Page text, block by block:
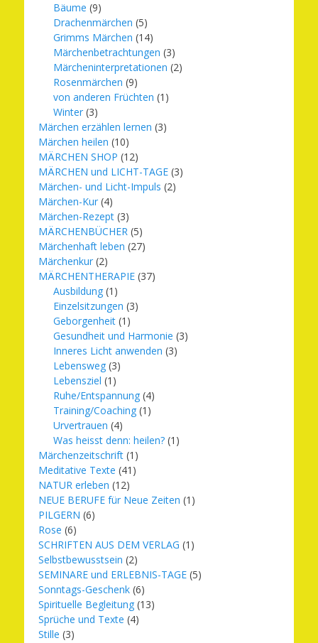
Bäume (9)
Drachenmärchen (5)
Grimms Märchen (14)
Märchenbetrachtungen (3)
Märcheninterpretationen (2)
Rosenmärchen (9)
von anderen Früchten (1)
Winter (3)
Märchen erzählen lernen (3)
Märchen heilen (10)
MÄRCHEN SHOP (12)
MÄRCHEN und LICHT-TAGE (3)
Märchen- und Licht-Impuls (2)
Märchen-Kur (4)
Märchen-Rezept (3)
MÄRCHENBÜCHER (5)
Märchenhaft leben (27)
Märchenkur (2)
MÄRCHENTHERAPIE (37)
Ausbildung (1)
Einzelsitzungen (3)
Geborgenheit (1)
Gesundheit und Harmonie (3)
Inneres Licht anwenden (3)
Lebensweg (3)
Lebensziel (1)
Ruhe/Entspannung (4)
Training/Coaching (1)
Urvertrauen (4)
Was heisst denn: heilen? (1)
Märchenzeitschrift (1)
Meditative Texte (41)
NATUR erleben (12)
NEUE BERUFE für Neue Zeiten (1)
PILGERN (6)
Rose (6)
SCHRIFTEN AUS DEM VERLAG (1)
Selbstbewusstsein (2)
SEMINARE und ERLEBNIS-TAGE (5)
Sonntags-Geschenk (6)
Spirituelle Begleitung (13)
Sprüche und Texte (4)
Stille (3)